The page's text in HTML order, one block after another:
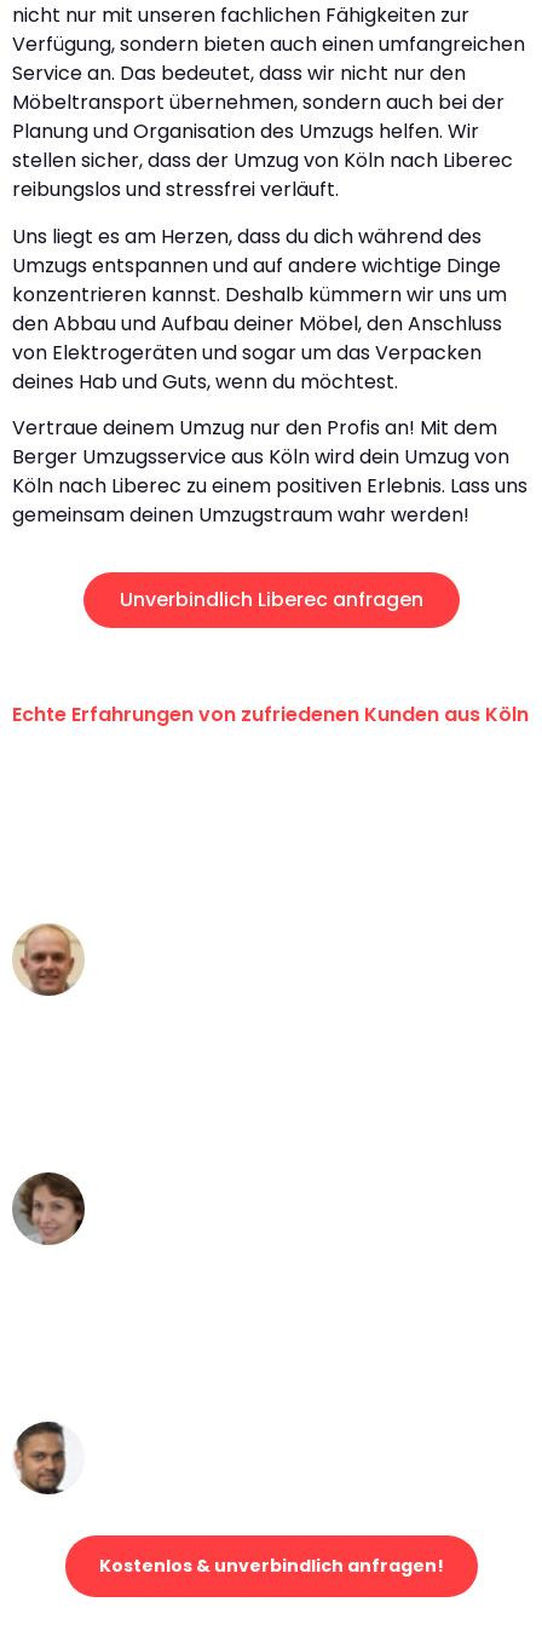
nicht nur mit unseren fachlichen Fähigkeiten zur
Verfügung, sondern bieten auch einen umfangreichen
Service an. Das bedeutet, dass wir nicht nur den
Möbeltransport übernehmen, sondern auch bei der
Planung und Organisation des Umzugs helfen. Wir
stellen sicher, dass der Umzug von Köln nach Liberec
reibungslos und stressfrei verläuft.
Uns liegt es am Herzen, dass du dich während des
Umzugs entspannen und auf andere wichtige Dinge
konzentrieren kannst. Deshalb kümmern wir uns um
den Abbau und Aufbau deiner Möbel, den Anschluss
von Elektrogeräten und sogar um das Verpacken
deines Hab und Guts, wenn du möchtest.
Vertraue deinem Umzug nur den Profis an! Mit dem
Berger Umzugsservice aus Köln wird dein Umzug von
Köln nach Liberec zu einem positiven Erlebnis. Lass uns
gemeinsam deinen Umzugstraum wahr werden!
Unverbindlich Liberec anfragen
Echte Erfahrungen von zufriedenen Kunden aus Köln
Kostenlos & unverbindlich anfragen!